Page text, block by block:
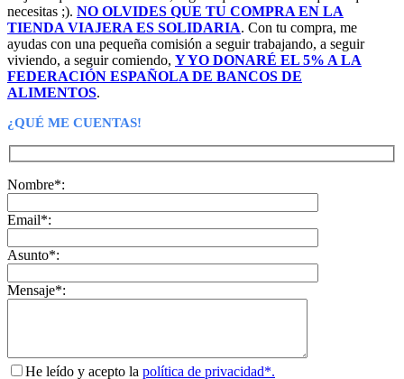
necesitas ;). NO OLVIDES QUE TU COMPRA EN LA
TIENDA VIAJERA ES SOLIDARIA. Con tu compra, me
ayudas con una pequeña comisión a seguir trabajando, a seguir
viviendo, a seguir comiendo, Y YO DONARÉ EL 5% A LA
FEDERACIÓN ESPAÑOLA DE BANCOS DE
ALIMENTOS.
¿QUÉ ME CUENTAS!
Nombre*:
Email*:
Asunto*:
Mensaje*:
He leído y acepto la política de privacidad*.